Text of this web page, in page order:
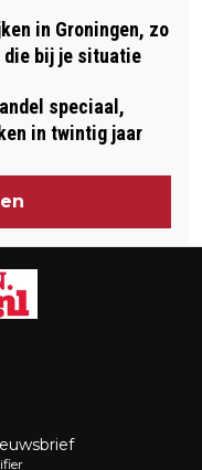
in Groningen, zo
die bij je situatie
speciaal,
in twintig jaar